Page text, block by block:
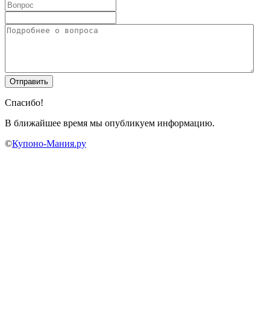
Спасибо!
В ближайшее время мы опубликуем информацию.
©Купоно-Мания.ру